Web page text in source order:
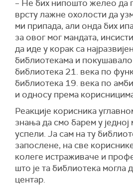
– Не бих нипошто желео да
врсту лажне охолости да
ми припада, али онда бих
за овог мог мандата,
да иде у корак са
библиотекама и покушавало
библиотека 21. века по
библиотека 19. века по
и односу према
Реакције корисника
знања да смо барем у
успели. Ја сам на ту
запослене, на све
колеге истраживаче и
што је та библиотека могла
центар.